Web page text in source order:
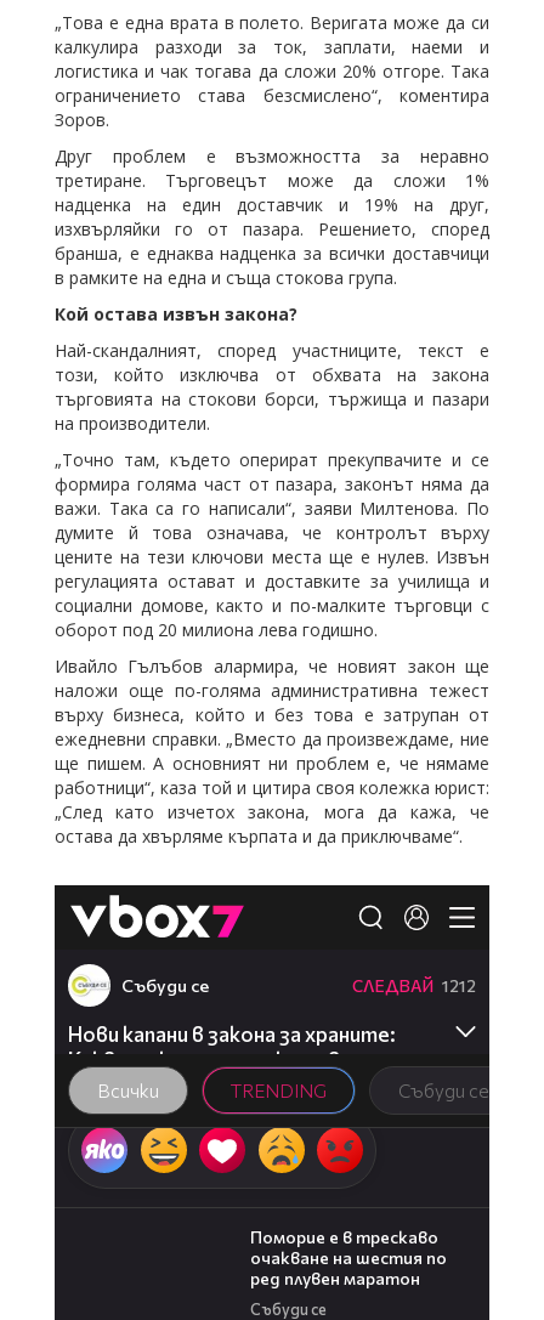
„Това е една врата в полето. Веригата може да си
калкулира разходи за ток, заплати, наеми и
логистика и чак тогава да сложи 20% отгоре. Така
ограничението става безсмислено“, коментира
Зоров.
Друг проблем е възможността за неравно
третиране. Търговецът може да сложи 1%
надценка на един доставчик и 19% на друг,
изхвърляйки го от пазара. Решението, според
бранша, е еднаква надценка за всички доставчици
в рамките на една и съща стокова група.
Кой остава извън закона?
Най-скандалният, според участниците, текст е
този, който изключва от обхвата на закона
търговията на стокови борси, тържища и пазари
на производители.
„Точно там, където оперират прекупвачите и се
формира голяма част от пазара, законът няма да
важи. Така са го написали“, заяви Милтенова. По
думите й това означава, че контролът върху
цените на тези ключови места ще е нулев. Извън
регулацията остават и доставките за училища и
социални домове, както и по-малките търговци с
оборот под 20 милиона лева годишно.
Ивайло Гълъбов алармира, че новият закон ще
наложи още по-голяма административна тежест
върху бизнеса, който и без това е затрупан от
ежедневни справки. „Вместо да произвеждаме, ние
ще пишем. А основният ни проблем е, че нямаме
работници“, каза той и цитира своя колежка юрист:
„След като изчетох закона, мога да кажа, че
остава да хвърляме кърпата и да приключваме“.